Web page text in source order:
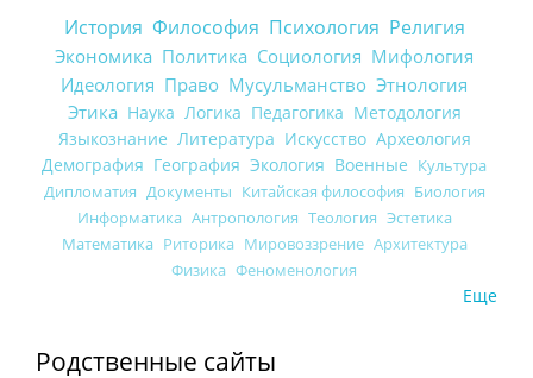
История Философия Психология Религия
Экономика Политика Социология Мифология
Идеология Право Мусульманство Этнология
Этика Наука Логика Педагогика Методология
Языкознание Литература Искусство Археология
Демография География Экология Военные Культура
Дипломатия Документы Китайская философия Биология
Информатика Антропология Теология Эстетика
Математика Риторика Мировоззрение Архитектура
Физика Феноменология
Еще
Родственные сайты